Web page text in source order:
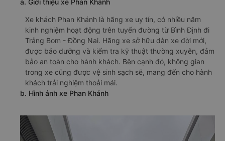
a. Giới thiệu xe Phan Khánh
Xe khách Phan Khánh là hãng xe uy tín, có nhiều năm
kinh nghiệm hoạt động trên tuyến đường từ Bình Định đi
Trảng Bom - Đồng Nai. Hãng xe sở hữu dàn xe đời mới,
được bảo dưỡng và kiểm tra kỹ thuật thường xuyên, đảm
bảo an toàn cho hành khách. Bên cạnh đó, không gian
trong xe cũng được vệ sinh sạch sẽ, mang đến cho hành
khách trải nghiệm thoải mái.
b. Hình ảnh xe Phan Khánh